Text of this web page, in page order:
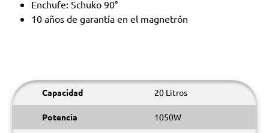
Enchufe: Schuko 90°
10 años de garantía en el magnetrón
Capacidad 20 Litros
Potencia 1050W